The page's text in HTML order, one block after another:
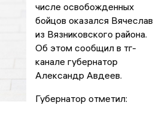
числе освобожденных
бойцов оказался Вячеслав
из Вязниковского района.
Об этом сообщил в тг-
канале губернатор
Александр Авдеев.
Губернатор отметил: